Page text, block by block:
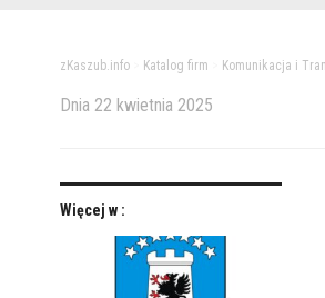
zKaszub.info> Katalog firm Komunikacja i
Dnia 22 kwietnia 2025
Więcej w :